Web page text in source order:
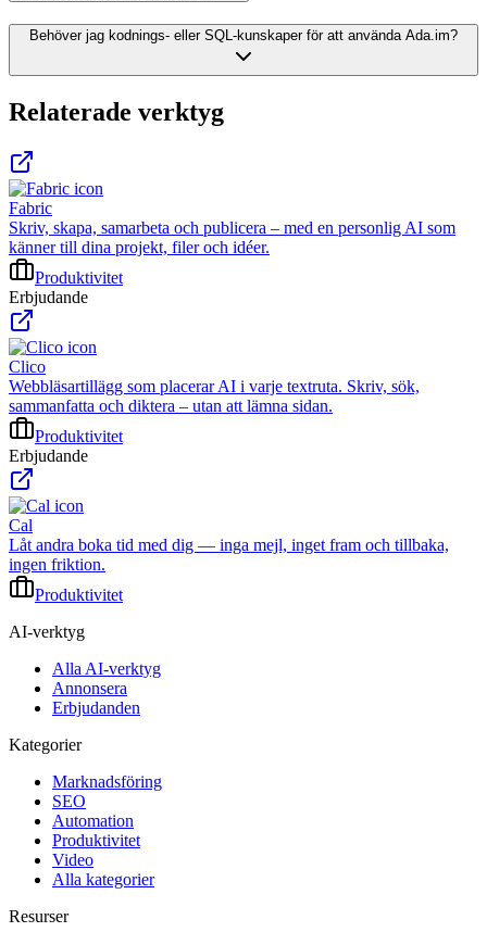
Behöver jag kodnings- eller SQL-kunskaper för att använda Ada.im?
Relaterade verktyg
Fabric
Skriv, skapa, samarbeta och publicera – med en personlig AI som
känner till dina projekt, filer och idéer.
Produktivitet
Erbjudande
Clico
Webbläsartillägg som placerar AI i varje textruta. Skriv, sök,
sammanfatta och diktera – utan att lämna sidan.
Produktivitet
Erbjudande
Cal
Låt andra boka tid med dig — inga mejl, inget fram och tillbaka,
ingen friktion.
Produktivitet
AI-verktyg
Alla AI-verktyg
Annonsera
Erbjudanden
Kategorier
Marknadsföring
SEO
Automation
Produktivitet
Video
Alla kategorier
Resurser